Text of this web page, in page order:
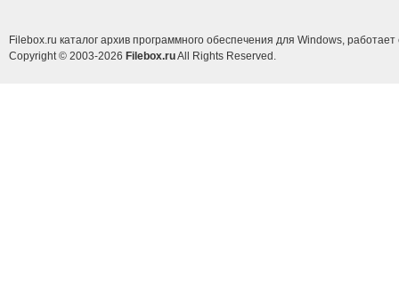
Filebox.ru каталог архив программного обеспечения для Windows, работает
Copyright © 2003-2026 Filebox.ruAll Rights Reserved.